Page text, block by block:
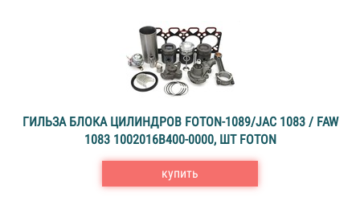
ГИЛЬЗА БЛОКА ЦИЛИНДРОВ FOTON-1089/JAC 1083 / FAW
1083 1002016B400-0000, ШТ FOTON
купить